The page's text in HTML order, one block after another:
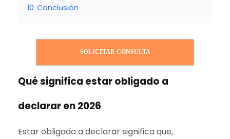
10 Conclusión
SOLICITAR CONSULTA
Qué significa estar obligado a
declarar en 2026
Estar obligado a declarar significa que,